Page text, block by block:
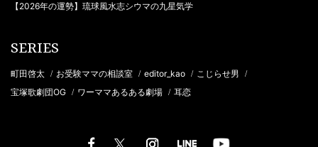
【2026年の運勢】琉球風水志シウマの九星気学
SERIES
町田啓太 / お受験ママの相談室 / editor_kao / こじらせ男 /
宝塚歌劇団OG / ワーママあるある劇場 / 耳恋